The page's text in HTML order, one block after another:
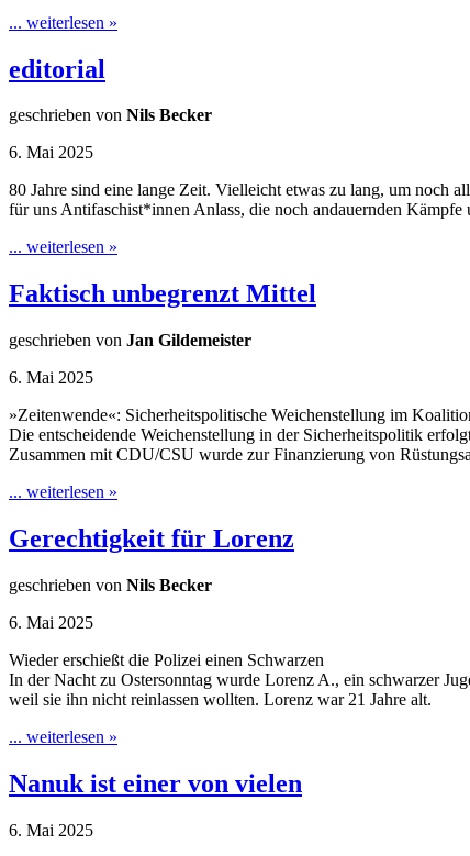
... weiterlesen »
editorial
geschrieben von Nils Becker
6. Mai 2025
80 Jahre sind eine lange Zeit. Vielleicht etwas zu lang, um noch
für uns Antifaschist*innen Anlass, die noch andauernden
... weiterlesen »
Faktisch unbegrenzt Mittel
geschrieben von Jan Gildemeister
6. Mai 2025
»Zeitenwende«: Sicherheitspolitische Weichenstellung im
Die entscheidende Weichenstellung in der Sicherheitspolitik
Zusammen mit CDU/CSU wurde zur Finanzierung von
... weiterlesen »
Gerechtigkeit für Lorenz
geschrieben von Nils Becker
6. Mai 2025
Wieder erschießt die Polizei einen Schwarzen
In der Nacht zu Ostersonntag wurde Lorenz A., ein schwarzer
weil sie ihn nicht reinlassen wollten. Lorenz war 21 Jahre alt.
... weiterlesen »
Nanuk ist einer von vielen
6. Mai 2025